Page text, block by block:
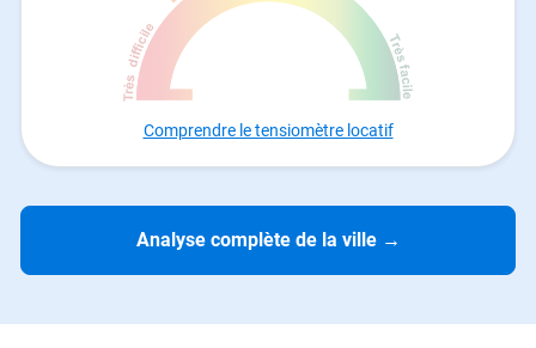
Comprendre le tensiomètre locatif
Analyse complète de la ville →